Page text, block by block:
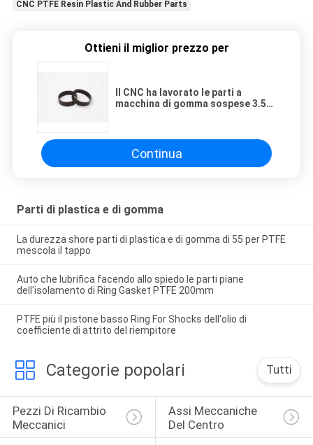
CNC PTFE Resin Plastic And Rubber Parts
Ottieni il miglior prezzo per
Il CNC ha lavorato le parti a
macchina di gomma sospese 3.5g
Continua
Parti di plastica e di gomma
La durezza shore parti di plastica e di gomma di 55 per PTFE
mescola il tappo
Auto che lubrifica facendo allo spiedo le parti piane
dell'isolamento di Ring Gasket PTFE 200mm
PTFE più il pistone basso Ring For Shocks dell'olio di
coefficiente di attrito del riempitore
Categorie popolari Tutti
Pezzi Di Ricambio
Meccanici
Assi Meccaniche
Del Centro